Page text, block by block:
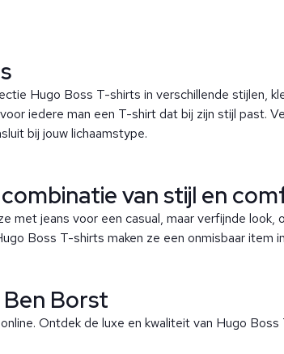
Hugo Boss T-shirts in verschillende stijlen,
iedere man een T-shirt dat bij zijn stijl past.
bij jouw lichaamstype.
van stijl en
met jeans voor een casual, maar verfijnde
Boss T-shirts maken ze een onmisbaar item
Borst
Ontdek de luxe en kwaliteit van Hugo